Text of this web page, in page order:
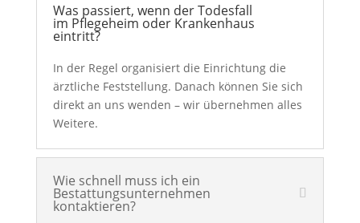
Was passiert, wenn der Todesfall
im Pflegeheim oder Krankenhaus
eintritt?
In der Regel organisiert die Einrichtung die
ärztliche Feststellung. Danach können Sie sich
direkt an uns wenden – wir übernehmen alles
Weitere.
Wie schnell muss ich ein
Bestattungsunternehmen
kontaktieren?